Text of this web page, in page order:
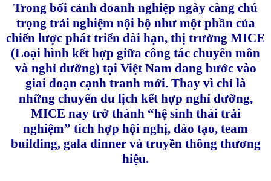
Trong bối cảnh doanh nghiệp ngày càng chú
trọng trải nghiệm nội bộ như một phần của
chiến lược phát triển dài hạn, thị trường MICE
(Loại hình kết hợp giữa công tác chuyên môn
và nghỉ dưỡng) tại Việt Nam đang bước vào
giai đoạn cạnh tranh mới. Thay vì chỉ là
những chuyến du lịch kết hợp nghỉ dưỡng,
MICE nay trở thành “hệ sinh thái trải
nghiệm” tích hợp hội nghị, đào tạo, team
building, gala dinner và truyền thông thương
hiệu.